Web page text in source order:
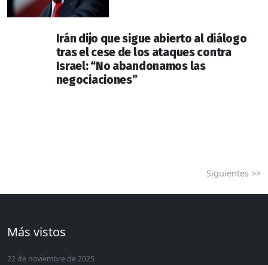
Irán dijo que sigue abierto al diálogo
tras el cese de los ataques contra
Israel: “No abandonamos las
negociaciones”
Siguientes >>
Más vistos
22 de noviembre de 2025